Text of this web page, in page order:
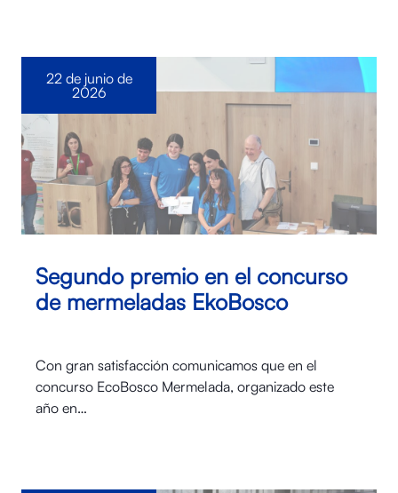
Segundo premio en el concurso
de mermeladas EkoBosco
Con gran satisfacción comunicamos que en el
concurso EcoBosco Mermelada, organizado este
año en…
22 de junio de
2026